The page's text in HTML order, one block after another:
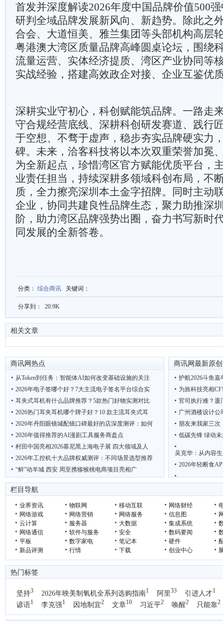
首发并深度解读2026年度中国品牌价值500
研判全域品牌发展新风向、新趋势。除此之
合会、大道恒美、雅兰集团等头部机构高层
粤港澳大湾区质量品牌高峰圆桌论坛，围绕
流量运营、实体经济提质、湾区产业协同等
实战经验，搭建高效政企对接、企业互鉴优
深耕实业守初心，科创赋能筑品牌。一路走
守合规经营底线、深耕科创研发赛道、践行
于空想、不骛于虚声，稳步夯实品牌硬实力
碑。未来，洽客科技将以本次双重荣誉加冕
为全新起点，珍惜湾区官方赋能优质平台，
业责任担当，持续深耕多领域科创布局，不
质，全力擦亮深圳本土金字招牌。同时主动
企业，协同共建良性品牌生态，聚力助推深
阶，助力湾区品牌强势出圈，奋力书写新时
同发展的全新答卷。
分类 ： 综合商讯 关键词 ：
分享到： 20.9K
相关文章
商讯网热点
从Token到任务：智能体AI如何改变基础设施的关注
2026年电子签哪个好？7大主流电子签名平台综合实
耳夹式耳机有什么品牌推荐？5款热门好物实测对比
2026热门耳夹耳机哪个牌子好？10 款主流耳夹式耳
2026年丹阳眼镜城配镜口碑最好的店深度测评：如何
2026年值得推荐的AI漫剧工具服务商盘点
村田中国亮相2026慕尼黑上海电子展 四大领域及人
2026年工控机十大品牌权威测评：不同场景选型推荐
“鲜”动羊城 西安 周至携猕猴桃电商项目亮相广
2026优质智慧驿站厂家推荐
商讯网最新原创
护航2026斗鱼
为旌科技亮相
官司执行难？厦
广州酒楼设计公
朋友来我家三次
低碳先锋 绿动
吴克华：从内容
2026年轻断食
联想AI主机MINI/
聚龙汇刘睿带学
栏目导航
业界资讯 物联网 移动互联 网络财经
网络游戏
网络营销 网络服务 信息图
云计算
服务器 大数据 集成系统
网络通信
软件与服务 安全 数码要闻
平板
数字家电 笔记本 硬件
新品评测
行情 下载 创业中心
热门标签
坚持3 2026年映美制氧机全系列选购指南1 阿里33 引进人才1
谚语1 李克强1 因地制宜2 文章10 习近平2 唤醒2 只能靠2
国办1